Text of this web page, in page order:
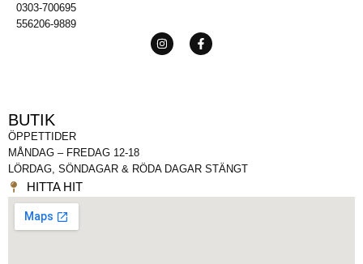
0303-700695
556206-9889
BUTIK
ÖPPETTIDER
MÅNDAG – FREDAG 12-18
LÖRDAG, SÖNDAGAR & RÖDA DAGAR STÄNGT
HITTA HIT